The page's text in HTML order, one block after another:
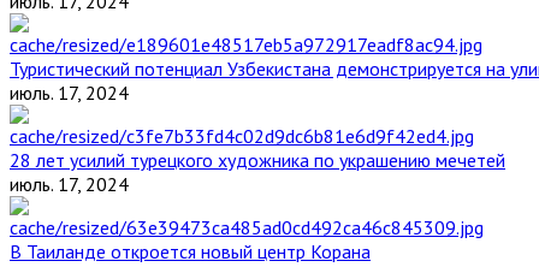
Туристический потенциал Узбекистана демонстрируется на
июль. 17, 2024
28 лет усилий турецкого художника по украшению мечетей
июль. 17, 2024
В Таиланде откроется новый центр Корана